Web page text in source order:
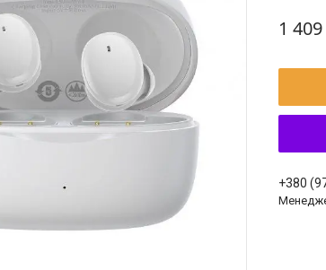
1
+380